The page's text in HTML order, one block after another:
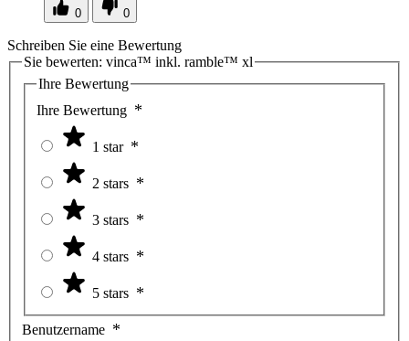
0 0
Schreiben Sie eine Bewertung
Sie bewerten: vinca™ inkl. ramble™ xl
Ihre Bewertung
Ihre Bewertung
1 star
2 stars
3 stars
4 stars
5 stars
Benutzername